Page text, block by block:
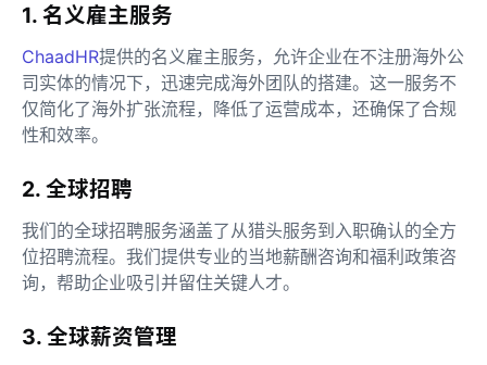
1. 名义雇主服务
ChaadHR提供的名义雇主服务，允许企业在不注册海外公
司实体的情况下，迅速完成海外团队的搭建。这一服务不
仅简化了海外扩张流程，降低了运营成本，还确保了合规
性和效率。
2. 全球招聘
我们的全球招聘服务涵盖了从猎头服务到入职确认的全方
位招聘流程。我们提供专业的当地薪酬咨询和福利政策咨
询，帮助企业吸引并留住关键人才。
3. 全球薪资管理